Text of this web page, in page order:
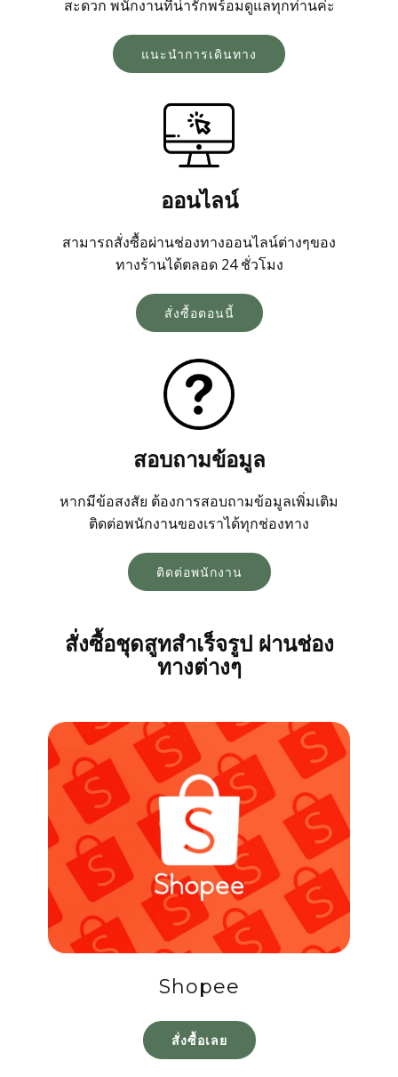
โทร 08 13 99 88 44
แอดไลน์ @tmtgarment
สะดวก พนักงานที่น่ารักพร้อมดูแลทุกท่านค่ะ
แนะนำการเดินทาง
ออนไลน์
สามารถสั่งซื้อผ่านช่องทางออนไลน์ต่างๆของ
ทางร้านได้ตลอด 24 ชั่วโมง
สั่งซื้อตอนนี้
สอบถามข้อมูล
หากมีข้อสงสัย ต้องการสอบถามข้อมูลเพิ่มเติม
ติดต่อพนักงานของเราได้ทุกช่องทาง
ติดต่อพนักงาน
สั่งซื้อชุดสูทสำเร็จรูป ผ่านช่อง
ทางต่างๆ
Shopee
สั่งซื้อเลย